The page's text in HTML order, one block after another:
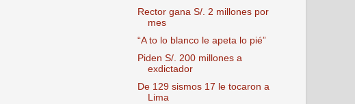
Rector gana S/. 2 millones por
mes
“A to lo blanco le apeta lo pié”
Piden S/. 200 millones a
exdictador
De 129 sismos 17 le tocaron a
Lima